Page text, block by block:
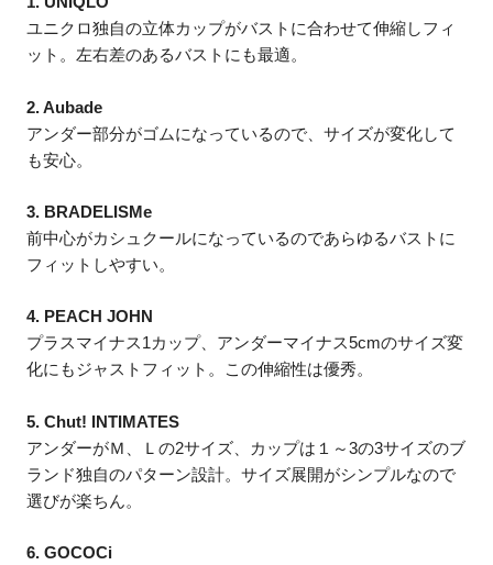
ユニクロ独自の立体カップがバストに合わせて伸縮しフィ
ット。左右差のあるバストにも最適。
2. Aubade
アンダー部分がゴムになっているので、サイズが変化して
も安心。
3. BRADELISMe
前中心がカシュクールになっているのであらゆるバストに
フィットしやすい。
4. PEACH JOHN
プラスマイナス1カップ、アンダーマイナス5cmのサイズ変
化にもジャストフィット。この伸縮性は優秀。
5. Chut! INTIMATES
アンダーがＭ、Ｌの2サイズ、カップは１～3の3サイズのブ
ランド独自のパターン設計。サイズ展開がシンプルなので
選びが楽ちん。
6. GOCOCi